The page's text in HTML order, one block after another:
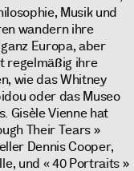
Musik und
wandern ihre
Europa, aber
regelmäßig ihre
wie das Whitney
oder das Museo
Gisèle Vienne hat
Their Tears »
Dennis Cooper,
und « 40 Portraits »